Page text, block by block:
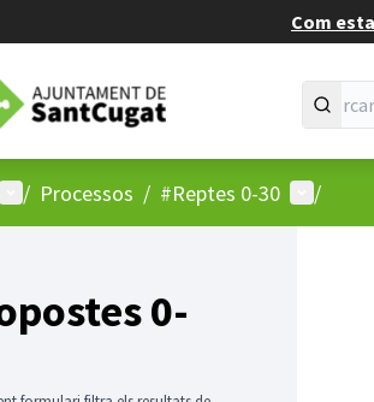
Com
Menú principal
/ Processos / #Reptes 0-30 Menú
/
0-